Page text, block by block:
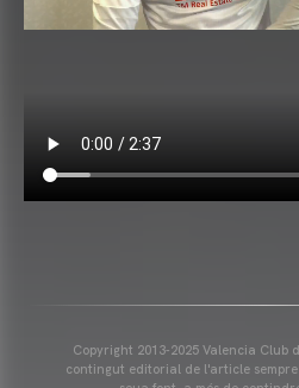
Copyright 2013-2025 Valencia Club
contingut editorial de l'article